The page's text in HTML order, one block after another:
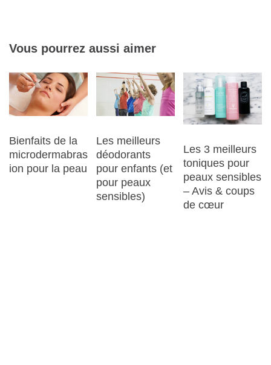
Vous pourrez aussi aimer
Bienfaits de la
microdermabras
ion pour la peau
Les meilleurs
déodorants
pour enfants (et
pour peaux
sensibles)
Les 3 meilleurs
toniques pour
peaux sensibles
– Avis & coups
de cœur